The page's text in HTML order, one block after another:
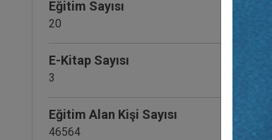
Eğitim Sayısı
20
E-Kitap Sayısı
3
Eğitim Alan Kişi Sayısı
46564